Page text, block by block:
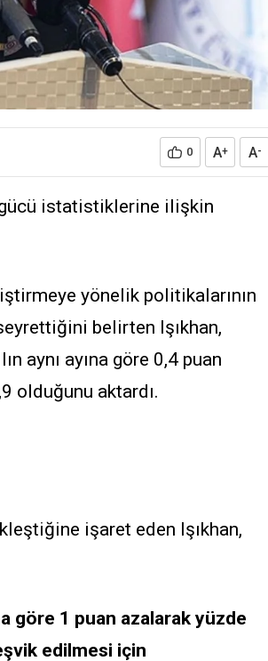
0 A+ A-
gücü istatistiklerine ilişkin
yönelik politikalarının
belirten Işıkhan,
aynı ayına göre 0,4 puan
olduğunu aktardı.
işaret eden Işıkhan,
göre 1 puan azalarak yüzde
edilmesi için